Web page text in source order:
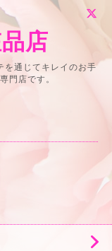
店
を通じてキレイのお手
門店です。